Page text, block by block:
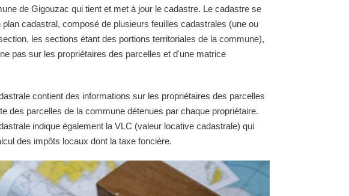
de Gigouzac qui tient et met à jour le cadastre. Le cadastre se
cadastral, composé de plusieurs feuilles cadastrales (une ou
les sections étant des portions territoriales de la commune),
pas sur les propriétaires des parcelles et d'une matrice
contient des informations sur les propriétaires des parcelles
des parcelles de la commune détenues par chaque propriétaire.
indique également la VLC (valeur locative cadastrale) qui
des impôts locaux dont la taxe foncière.